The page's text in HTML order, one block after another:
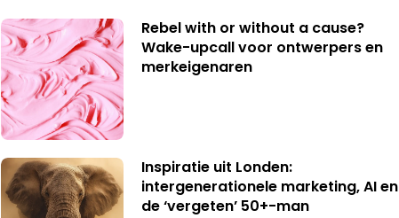
Rebel with or without a cause?
Wake-upcall voor ontwerpers en
merkeigenaren
Inspiratie uit Londen:
intergenerationele marketing, AI en
de ‘vergeten’ 50+-man